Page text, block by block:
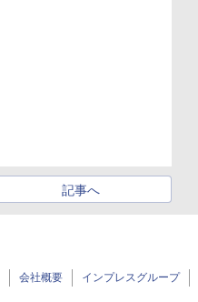
記事へ
会社概要 インプレスグループ